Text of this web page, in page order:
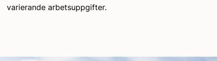
varierande arbetsuppgifter.